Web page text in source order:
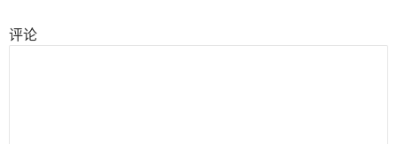
评论